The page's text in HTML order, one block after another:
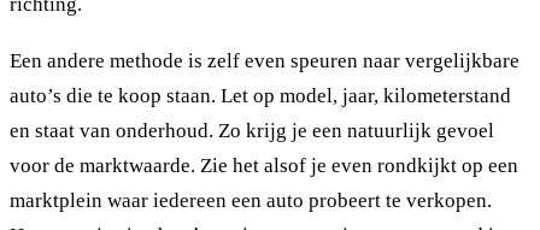
Een andere methode is zelf even speuren naar vergelijkbare
auto’s die te koop staan. Let op model, jaar, kilometerstand
en staat van onderhoud. Zo krijg je een natuurlijk gevoel
voor de marktwaarde. Zie het alsof je even rondkijkt op een
marktplein waar iedereen een auto probeert te verkopen.